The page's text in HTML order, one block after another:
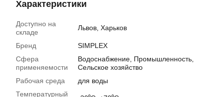
Характеристики
Доступно на
складе
Львов, Харьков
Бренд
SIMPLEX
Сфера
применяемости
Водоснабжение, Промышленность,
Сельское хозяйство
Рабочая среда
для воды
Температурный